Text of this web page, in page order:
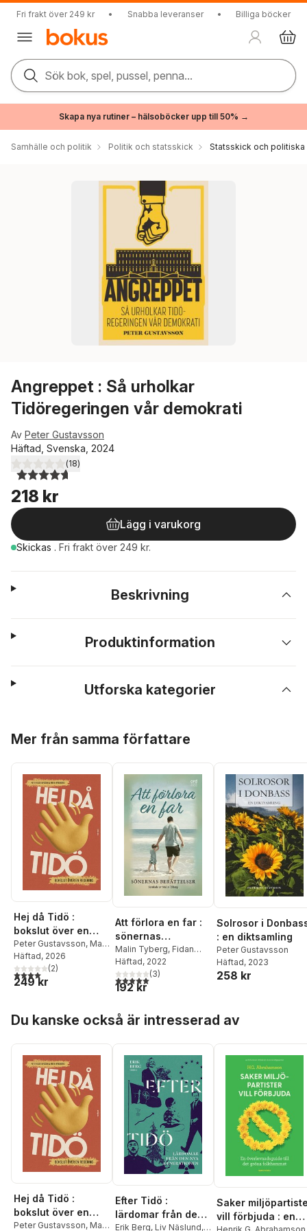
Fri frakt över 249 kr • Snabba leveranser • Billiga böcker
Sök bok, spel, pussel, penna...
Skapa nya rutiner – hälsoböcker upp till 50% →
Samhälle och politik Politik och statsskick Statsskick och
Angreppet : Så urholkar
Tidöregeringen vår demokrati
Av Peter Gustavsson
Häftad, Svenska, 2024
4,7utav 5 stjärnor. Totalt antal röster:
(18)
218 kr
Lägg i varukorg
Skickas . Fri frakt över 249 kr.
Beskrivning
Produktinformation
Utforska kategorier
Mer från samma författare
Hej då Tidö :
bokslut över en
regering
Peter Gustavsson, Mats
Wingborg
Häftad, 2026
4,0utav 5 stjärnor. Totalt antal röster:
(2)
249 kr
Att förlora en far :
sönernas
berättelser
Malin Tyberg, Fidan
Ibishi,Thomas
Karleskans
Wojtuch,
Boustedt
Lundström,Tobias
Sunneborn
Furubacka
Bengtsson Bernander
Timo M Järpeskog,
Peter Roth, Linus
Norberg,Håkan
Mattsson, Martin
Jansson,Johan
Engman,Peter
Gustavsson,Håkan
Starkenberg,Karl
Seldahl,Benny Fröjd,
Bengt Petersen
Sheqiri
Johan
Andersson
Häftad, 2022
5,0utav 5 stjärnor. Totalt antal röster:
(3)
192 kr
Solrosor i
: en diktsamling
Peter Gustavsson
Häftad, 2023
258 kr
Du kanske också är intresserad av
Hej då Tidö :
bokslut över en
regering
Peter Gustavsson, Mats
Efter Tidö :
lärdomar från den
nya generationen
Erik Berg, Liv Näslund,
Saker
vill förbjuda : en